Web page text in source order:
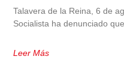
Talavera de la Reina, 6 de
Socialista ha denunciado
Leer Más